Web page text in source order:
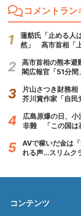
コメントラン
蓮舫氏「止める人
然」 高市首相「
高市首相の熊本
閣広報官「51分間
片山さつき財務
芥川賞作家「自民
広島原爆の日、
非難 「この国は
AVで稼いだ金は
れる声...スリムク
コンテンツ